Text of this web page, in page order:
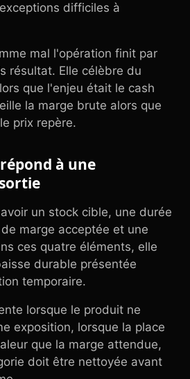
difficiles à
mal l'opération finit par
résultat. Elle célèbre du
que l'enjeu était le cash
la marge brute alors que
prix repère.
à une
un stock cible, une durée
marge acceptée et une
ces quatre éléments, elle
durable présentée
temporaire.
lorsque le produit ne
exposition, lorsque la place
que la marge attendue,
doit être nettoyée avant